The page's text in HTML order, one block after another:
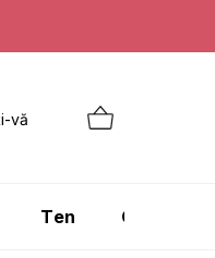
Ten Corp